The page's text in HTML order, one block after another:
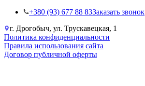
+38‎0 (93) 677 88 83Заказать звонок
г. Дрогобыч, ул. Трускавецкая, 1
Политика конфиденциальности
Правила использования сайта
Договор публичной оферты